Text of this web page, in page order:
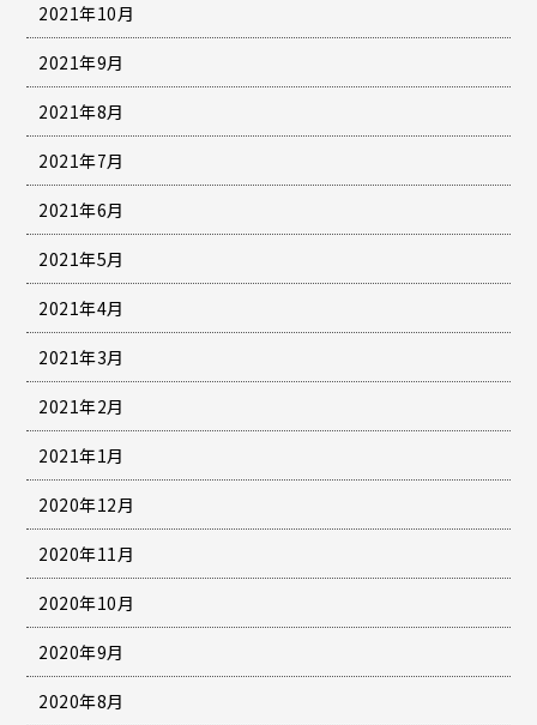
2021年10月
2021年9月
2021年8月
2021年7月
2021年6月
2021年5月
2021年4月
2021年3月
2021年2月
2021年1月
2020年12月
2020年11月
2020年10月
2020年9月
2020年8月